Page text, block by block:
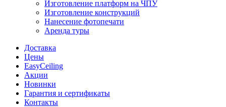
Изготовление платформ на ЧПУ
Изготовление конструкций
Нанесение фотопечати
Аренда туры
Доставка
Цены
EasyCeiling
Акции
Новинки
Гарантия и сертификаты
Контакты